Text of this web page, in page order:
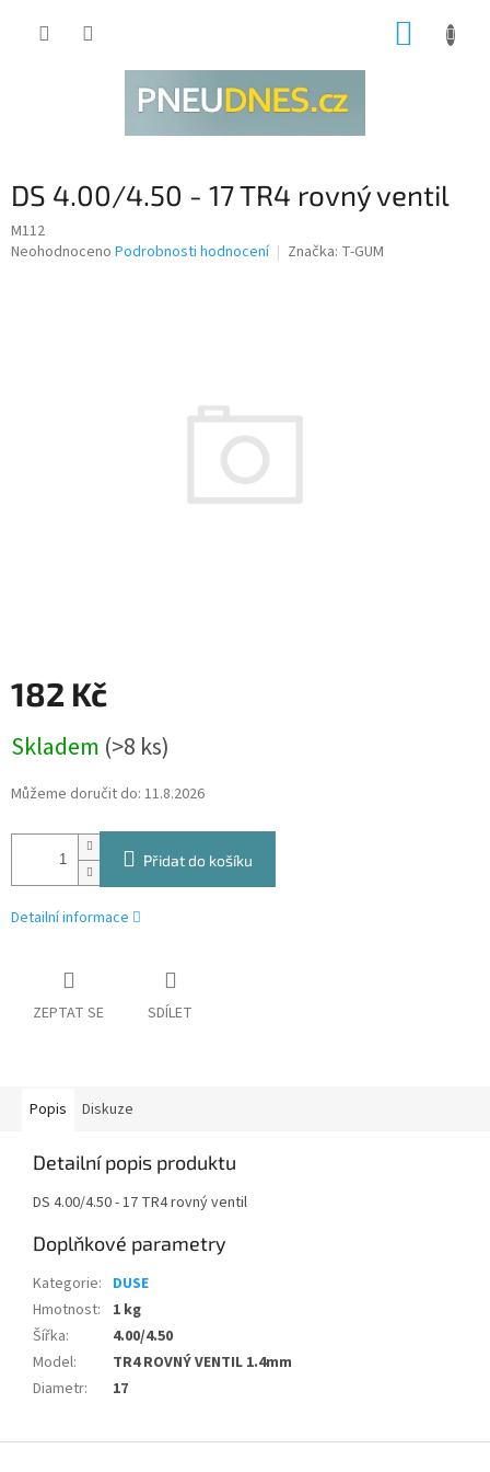
DS 4.00/4.50 - 17 TR4 rovný ventil
M112
Průměrné
Neohodnoceno Podrobnosti hodnocení Značka: T-GUM
182 Kč
cena:
Skladem (>8 ks)
Můžeme doručit do: 11.8.2026
Přidat do košíku
Detailní informace
ZEPTAT SE SDÍLET
Popis Diskuze
Detailní popis produktu
DS 4.00/4.50 - 17 TR4 rovný ventil
Doplňkové parametry
Kategorie: DUSE
Hmotnost:
1 kg
Šířka:
4.00/4.50
Model:
TR4 ROVNÝ VENTIL 1.4mm
Diametr: 17